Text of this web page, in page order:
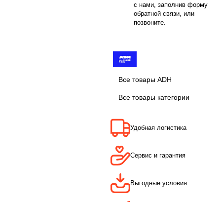
с нами, заполнив форму
обратной связи, или
позвоните.
Все товары ADH
Все товары категории
Удобная логистика
Сервис и гарантия
Выгодные условия